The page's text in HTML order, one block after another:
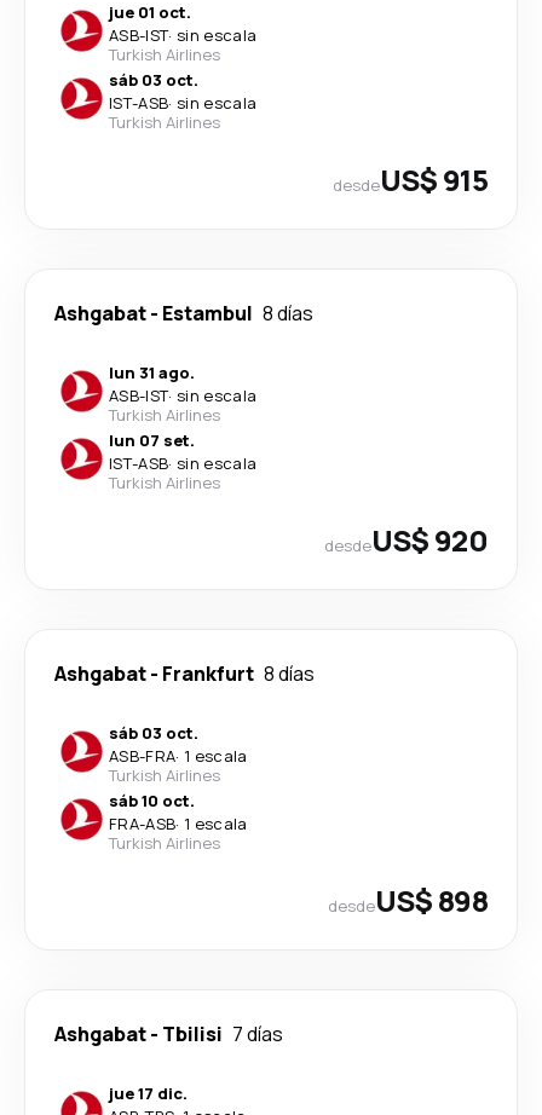
jue 01 oct.
ASB-IST· sin escala
Turkish Airlines
sáb 03 oct.
IST-ASB· sin escala
Turkish Airlines
desdeUS$ 915
Ashgabat- Estambul 8 días
lun 31 ago.
ASB-IST· sin escala
Turkish Airlines
lun 07 set.
IST-ASB· sin escala
Turkish Airlines
desdeUS$ 920
Ashgabat- Frankfurt 8 días
sáb 03 oct.
ASB-FRA· 1 escala
Turkish Airlines
sáb 10 oct.
FRA-ASB· 1 escala
Turkish Airlines
desdeUS$ 898
Ashgabat- Tbilisi 7 días
jue 17 dic.